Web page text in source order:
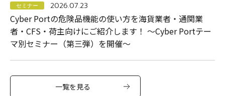
セミナー 2026.07.23
Cyber Portの危険品機能の使い方を海貨業者・通関業
者・CFS・荷主向けにご紹介します！ ～Cyber Portテー
マ別セミナー（第三弾）を開催～
一覧を見る